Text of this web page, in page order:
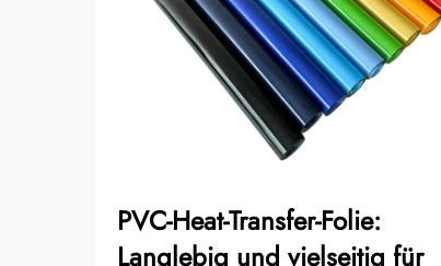
PVC-Heat-Transfer-Folie:
Langlebig und vielseitig für